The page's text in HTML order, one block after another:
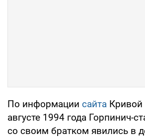
По информации сайта Кривой
августе 1994 года Горпинич-
со своим братком явились в